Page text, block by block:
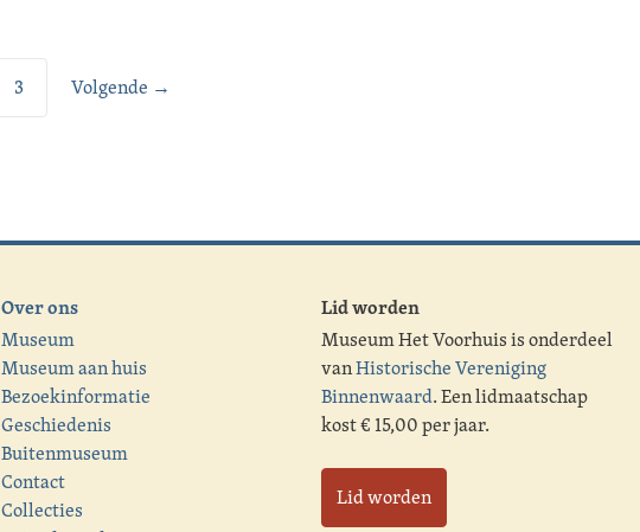
3 Volgende →
Over ons
Museum
Museum aan huis
Bezoekinformatie
Geschiedenis
Buitenmuseum
Contact
Collecties
Lid worden
Museum Het Voorhuis is onderdeel
vanHistorische Vereniging
Binnenwaard. Een lidmaatschap
kost € 15,00 per jaar.
Lid worden